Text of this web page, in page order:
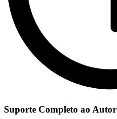
Suporte Completo ao Autor